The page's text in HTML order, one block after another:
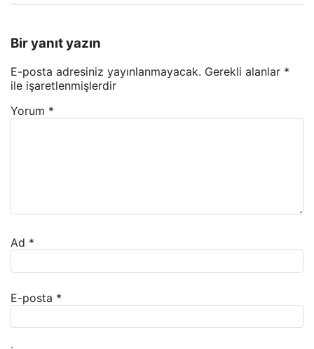
Bir yanıt yazın
E-posta adresiniz yayınlanmayacak. Gerekli alanlar *
ile işaretlenmişlerdir
Yorum *
Ad *
E-posta *